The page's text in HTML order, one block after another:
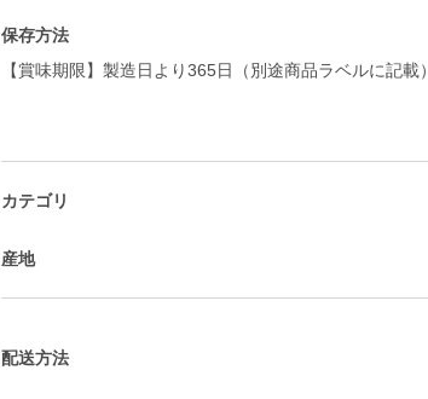
保存方法
【賞味期限】製造日より365日（別途商品ラベルに記載）
カテゴリ
産地
配送方法